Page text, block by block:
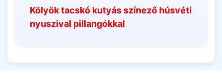
Kölyök tacskó kutyás színező húsvéti
nyuszival pillangókkal